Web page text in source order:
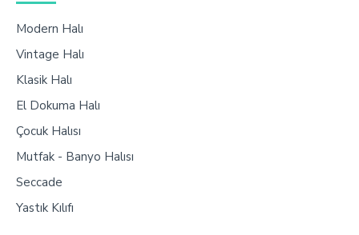
Modern Halı
Vintage Halı
Klasik Halı
El Dokuma Halı
Çocuk Halısı
Mutfak - Banyo Halısı
Seccade
Yastık Kılıfı